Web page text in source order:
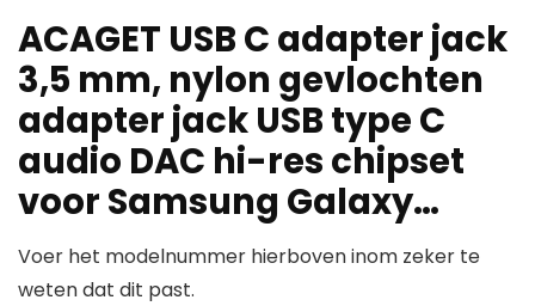
ACAGET USB C adapter jack
3,5 mm, nylon gevlochten
adapter jack USB type C
audio DAC hi-res chipset
voor Samsung Galaxy…
Voer het modelnummer hierboven inom zeker te
weten dat dit past.